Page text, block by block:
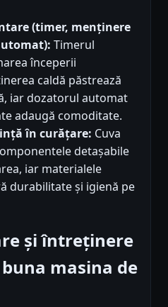
(timer, menținere
Timerul
începerii
caldă păstrează
iar dozatorul automat
adaugă comoditate.
în curățare: Cuva
detașabile
iar materialele
durabilitate și igienă pe
și întreținere
buna masina de